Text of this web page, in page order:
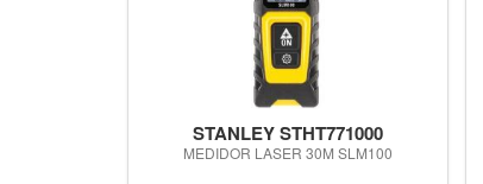
STANLEY STHT771000
MEDIDOR LASER 30M SLM100